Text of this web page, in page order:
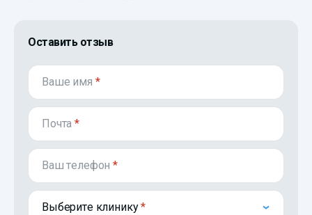
Оставить отзыв
Ваше имя *
Почта*
Ваш телефон*
Выберите клинику